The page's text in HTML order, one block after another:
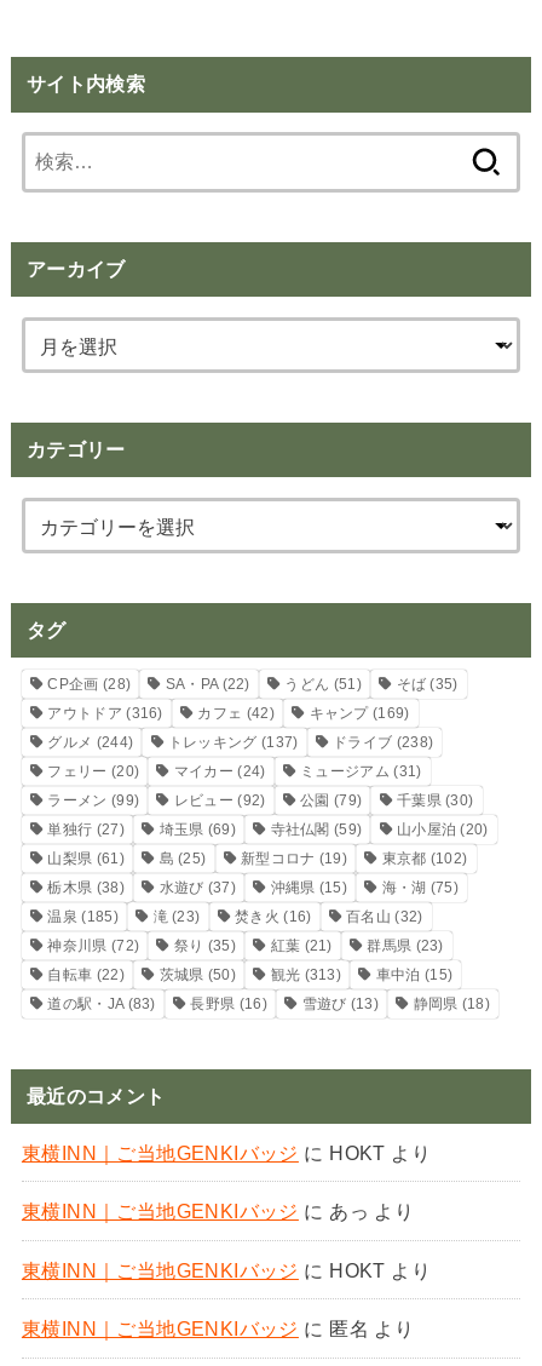
サイト内検索
索:
アーカイブ
カテゴリー
タグ
CP企画 (28) SA・PA(22) うどん (51) そば (35)
アウトドア (316) カフェ (42) キャンプ(169)
グルメ (244) トレッキング (137) ドライブ (238)
フェリー (20) マイカー (24) ミュージアム (31)
ラーメン (99) レビュー (92) 公園 (79) 千葉県(30)
単独行 (27) 埼玉県 (69) 寺社仏閣 (59) 山小屋泊 (20)
山梨県 (61) 島 (25) 新型コロナ (19) 東京都 (102)
栃木県 (38) 水遊び (37) 沖縄県 (15) 海・湖 (75)
温泉 (185) 滝(23) 焚き火 (16) 百名山 (32)
神奈川県 (72) 祭り (35) 紅葉 (21) 群馬県 (23)
自転車 (22) 茨城県 (50) 観光 (313) 車中泊 (15)
道の駅・JA(83) 長野県 (16) 雪遊び (13) 静岡県 (18)
最近のコメント
東横INN｜ご当地GENKIバッジ に HOKT より
東横INN｜ご当地GENKIバッジ に あっ より
東横INN｜ご当地GENKIバッジ に HOKT より
東横INN｜ご当地GENKIバッジ に 匿名 より